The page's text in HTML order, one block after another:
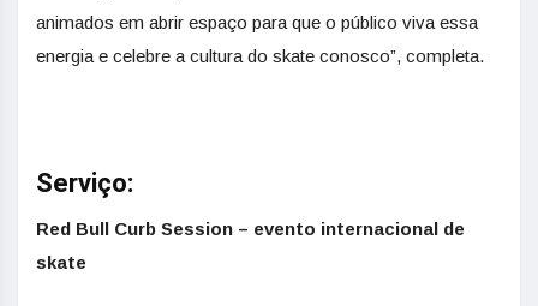
animados em abrir espaço para que o público viva essa
energia e celebre a cultura do skate conosco”, completa.
Serviço:
Red Bull Curb Session – evento internacional de
skate